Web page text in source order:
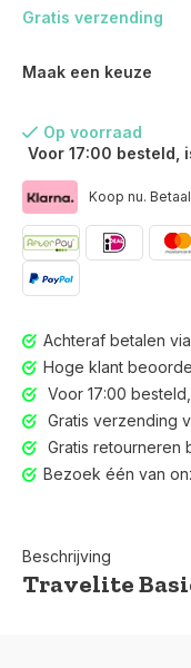
Gratis verzending
Maak een keuze
Op voorraad
Voor 17:00 besteld,
Koop nu.
Achteraf betalen
Hoge klant
Voor 17:00
Gratis verzending
Gratis retourneren
Bezoek één van
Beschrijving
Travelite